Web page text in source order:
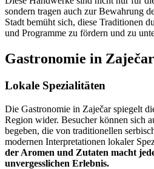
sondern tragen auch zur Bewahrung
Stadt bemüht sich, diese Traditionen
und Programme zu fördern und zu
Gastronomie in Zaječar
Lokale Spezialitäten
Die Gastronomie in Zaječar spiegelt
Region wider. Besucher können sich
begeben, die von traditionellen
modernen Interpretationen lokaler
der Aromen und Zutaten macht
unvergesslichen Erlebnis.